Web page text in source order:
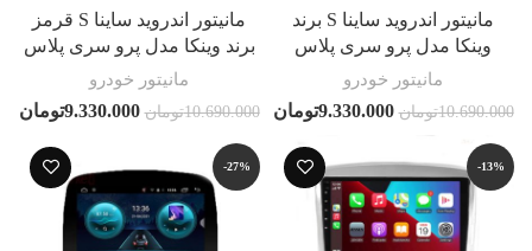
مانیتور اندروید ساینا S برند
وینکا مدل پرو سری پلاس
مانیتور خودرو
10.690.000تومان 9.330.000تومان
مانیتور اندروید ساینا S قرمز
برند وینکا مدل پرو سری پلاس
مانیتور خودرو
10.690.000تومان 9.330.000تومان
-13%
-27%